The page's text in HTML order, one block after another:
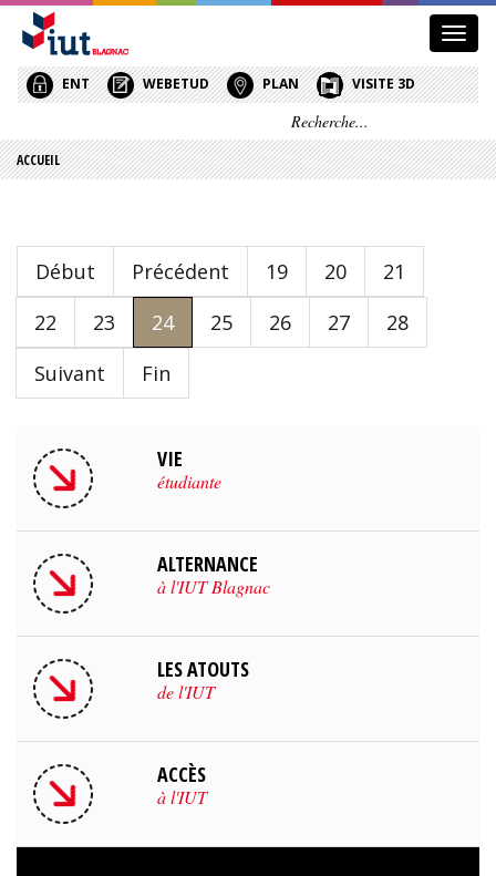
le
menu
ENT WEBETUD PLAN VISITE 3D
ACCUEIL
Début Précédent 19 20
21
22
23 24 25 26 27
28
Suivant
Fin
VIE
étudiante
ALTERNANCE
à l'IUT Blagnac
LES ATOUTS
de l'IUT
ACCÈS
à l'IUT